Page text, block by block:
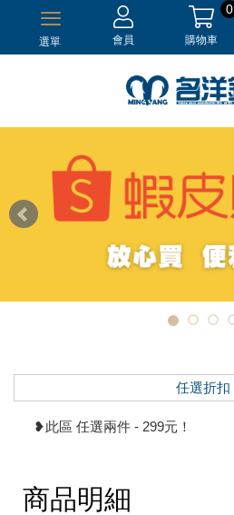
選單 會員 購物車
0
任選折扣
❥此區 任選兩件 - 299元！
商品明細